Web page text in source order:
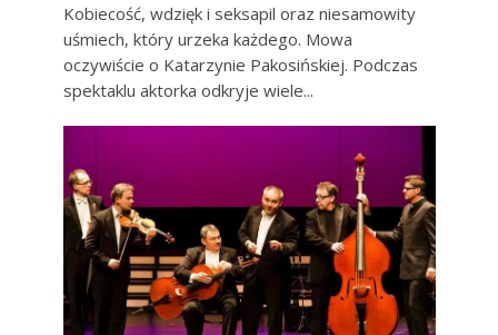
Kobiecość, wdzięk i seksapil oraz niesamowity
uśmiech, który urzeka każdego. Mowa
oczywiście o Katarzynie Pakosińskiej. Podczas
spektaklu aktorka odkryje wiele...